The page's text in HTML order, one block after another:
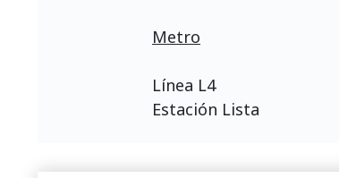
Metro
Línea L4
Estación Lista